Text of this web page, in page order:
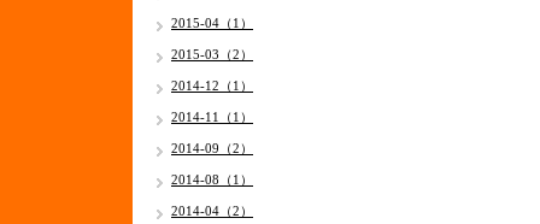
2015-04（1）
2015-03（2）
2014-12（1）
2014-11（1）
2014-09（2）
2014-08（1）
2014-04（2）